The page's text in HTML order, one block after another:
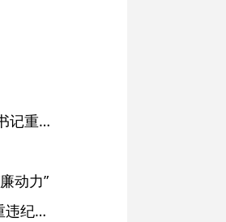
省委常委会会议强调 深入学习贯彻习近平总书记重要讲话精神 以高质量党建引领高质量发展 梁言顺主持并讲话
动力”
绩溪县长安镇原党委副书记、镇长程枫华严重违纪违法被开除党籍和公职